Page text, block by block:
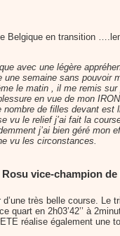
Belgique en transition
avec une légère
semaine sans
le matin , il me remis sur
en vue de mon
de filles devant
vu le relief j’ai fait la
j’ai bien géré
vu les circonstances.
vice-champion
d’une très belle course.
quart en 2h03’42’’ à
réalise également une